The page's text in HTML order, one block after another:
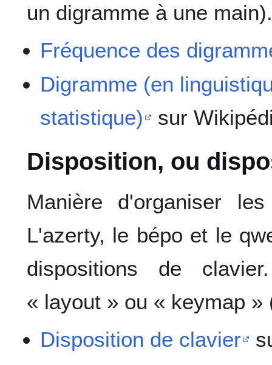
un digramme à une main).
Fréquence des
Digramme (en
statistique)
sur
Disposition, ou
Manière d'organiser
L'azerty, le bépo et le
dispositions de
« layout » ou « keymap »
Disposition de clavier